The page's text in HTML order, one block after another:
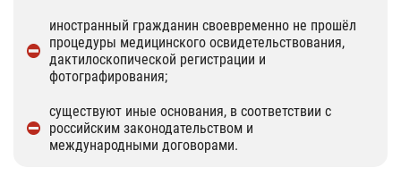
иностранный гражданин своевременно не прошёл
процедуры медицинского освидетельствования,
дактилоскопической регистрации и
фотографирования;
существуют иные основания, в соответствии с
российским законодательством и
международными договорами.